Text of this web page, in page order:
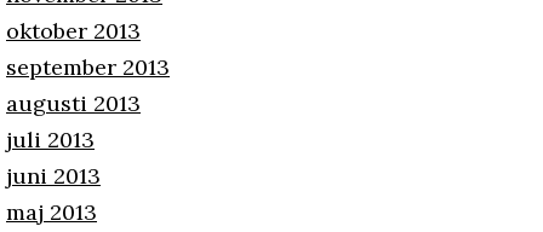
oktober 2013
september 2013
augusti 2013
juli 2013
juni 2013
maj 2013